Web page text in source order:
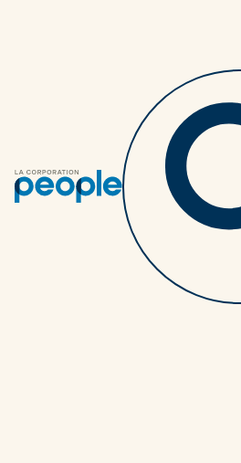
Retourner au listing des
Douze façons
un budget
économiser
davantage